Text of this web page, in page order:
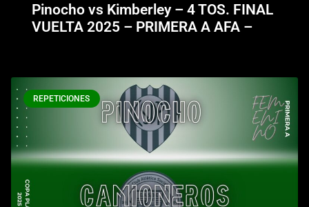
Pinocho vs Kimberley – 4 TOS. FINAL
VUELTA 2025 – PRIMERA A AFA –
REPETICIONES